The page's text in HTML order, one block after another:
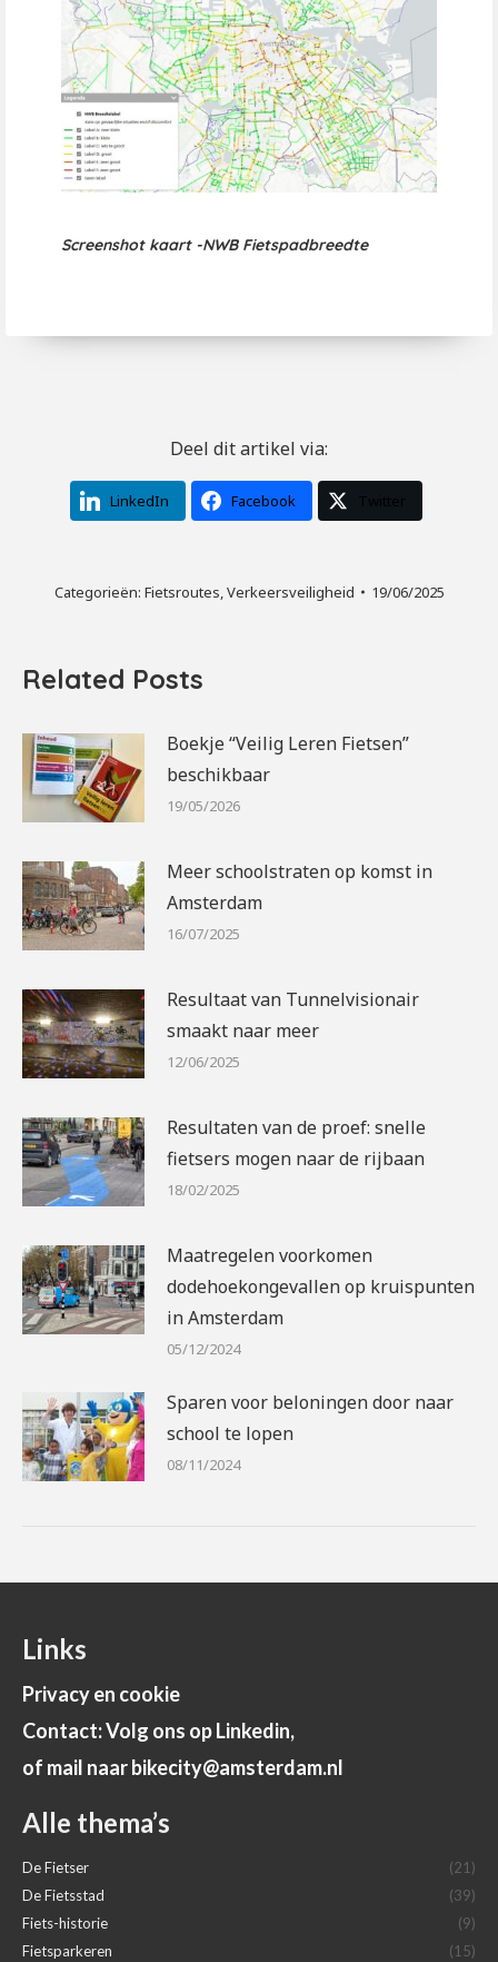
Screenshot kaart -NWB Fietspadbreedte
Deel dit artikel via:
LinkedIn Facebook Twitter
Categorieën: Fietsroutes,Verkeersveiligheid 19/06/2025
Related Posts
Boekje “Veilig Leren Fietsen”
beschikbaar
19/05/2026
Meer schoolstraten op komst in
Amsterdam
16/07/2025
Resultaat van Tunnelvisionair
smaakt naar meer
12/06/2025
Resultaten van de proef: snelle
fietsers mogen naar de rijbaan
18/02/2025
Maatregelen voorkomen
dodehoekongevallen op kruispunten
in Amsterdam
05/12/2024
Sparen voor beloningen door naar
school te lopen
08/11/2024
Links
Privacy en cookie
Contact: Volg ons op Linkedin,
of mail naar bikecity@amsterdam.nl
Alle thema’s
De Fietser
(21)
De Fietsstad
(39)
Fiets-historie
(9)
Fietsparkeren
(15)